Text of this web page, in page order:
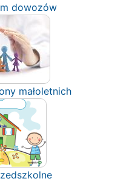
dowozów
małoletnich